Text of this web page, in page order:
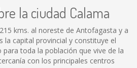
la ciudad Calama
kms. al noreste de Antofagasta y a
la capital provincial y constituye el
toda la población que vive de la
con los principales centros